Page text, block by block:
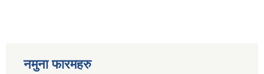
नमुना फारमहरु